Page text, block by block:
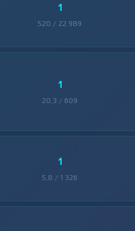
1
520 / 22 989
1
20,3 / 609
1
5,8 / 1 326